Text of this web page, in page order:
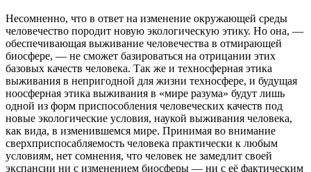
Несомненно, что в ответ на изменение окружающей среды
человечество породит новую экологическую этику. Но она, —
обеспечивающая выживание человечества в отмирающей
биосфере, — не сможет базироваться на отрицании этих
базовых качеств человека. Так же и техносферная этика
выживания в непригодной для жизни техносфере, и будущая
ноосферная этика выживания в «мире разума» будут лишь
одной из форм приспособления человеческих качеств под
новые экологические условия, наукой выживания человека,
как вида, в изменившемся мире. Принимая во внимание
сверхприспосабляемость человека практически к любым
условиям, нет сомнения, что человек не замедлит своей
экспансии ни с изменением биосферы — ни с её фактическим